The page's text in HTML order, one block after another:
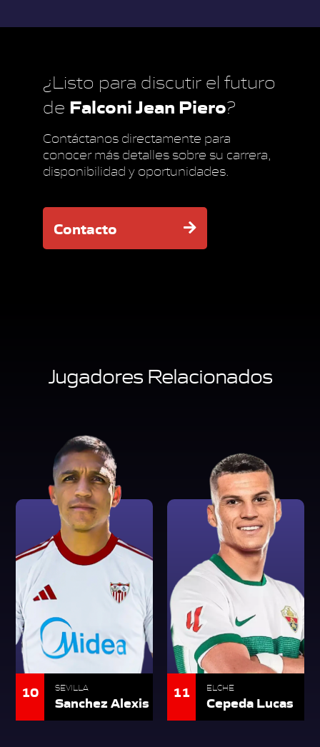
¿Listo para discutir el futuro
de Falconi Jean Piero?
Contáctanos directamente para
conocer más detalles sobre su carrera,
disponibilidad y oportunidades.
Contacto
Jugadores Relacionados
10 SEVILLA
Sanchez Alexis
11 ELCHE
Cepeda Lucas